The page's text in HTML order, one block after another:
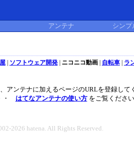
アンテナ シンプ
| ソフトウェア開発| ニコニコ動画| 自転車| ラ
アンテナに加えるページのURLを登録して
・
はてなアンテナの使い方をご覧ください
2026 hatena. All Rights Reserved.